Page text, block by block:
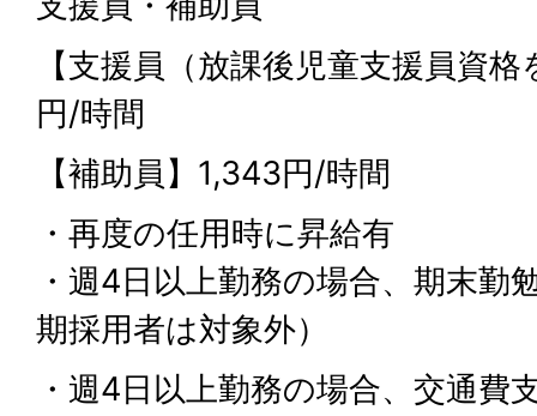
【支援員（放課後児童支援員資
円/時間
【補助員】1,343円/時間
・再度の任用時に昇給有
・週4日以上勤務の場合、期末勤
期採用者は対象外）
・週4日以上勤務の場合、交通費